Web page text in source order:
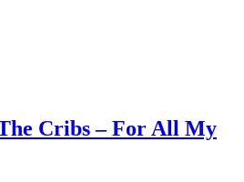
Cribs – For All My